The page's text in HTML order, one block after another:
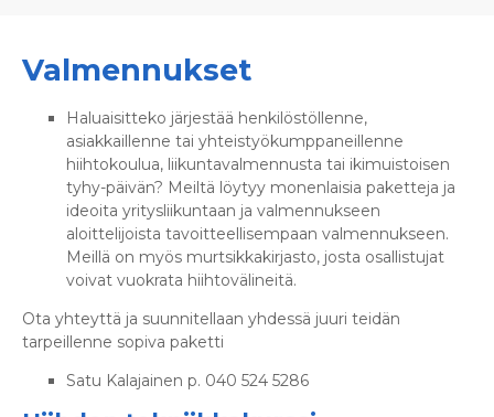
Valmennukset
Haluaisitteko järjestää henkilöstöllenne,
asiakkaillenne tai yhteistyökumppaneillenne
hiihtokoulua, liikuntavalmennusta tai ikimuistoisen
tyhy-päivän? Meiltä löytyy monenlaisia paketteja ja
ideoita yritysliikuntaan ja valmennukseen
aloittelijoista tavoitteellisempaan valmennukseen.
Meillä on myös murtsikkakirjasto, josta osallistujat
voivat vuokrata hiihtovälineitä.
Ota yhteyttä ja suunnitellaan yhdessä juuri teidän
tarpeillenne sopiva paketti
Satu Kalajainen p. 040 524 5286